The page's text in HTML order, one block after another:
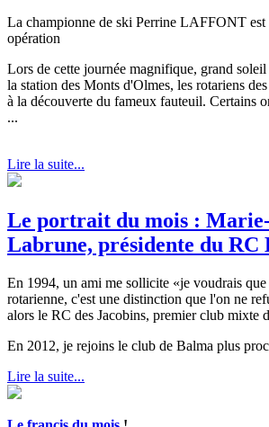
La championne de ski Perrine LAFFONT est
opération
Lors de cette journée magnifique, grand
la station des Monts d'Olmes, les rotariens
à la découverte du fameux fauteuil. Certains
...
Lire la suite...
Le portrait du mois : Marie-
Labrune, présidente du RC
En 1994, un ami me sollicite «je voudrais que
rotarienne, c'est une distinction que l'on ne
alors le RC des Jacobins, premier club mixte
En 2012, je rejoins le club de Balma plus
Lire la suite...